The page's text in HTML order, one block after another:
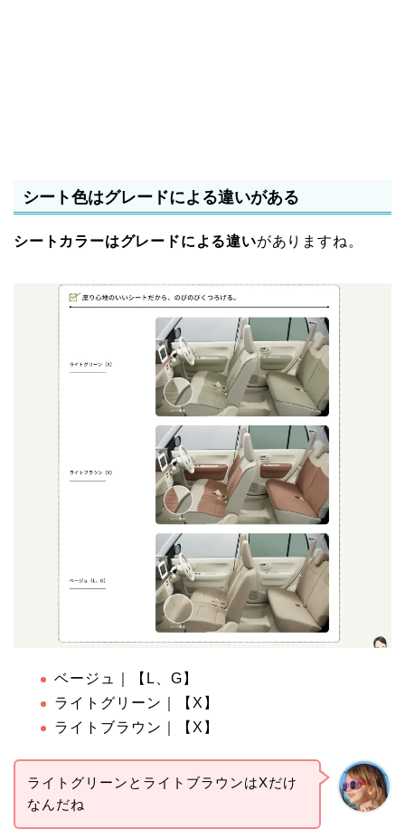
シート色はグレードによる違いがある
シートカラーはグレードによる違いがありますね。
ベージュ｜【L、G】
ライトグリーン｜【X】
ライトブラウン｜【X】
ライトグリーンとライトブラウンはXだけ
なんだね